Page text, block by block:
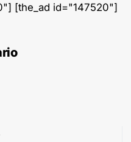
[the_ad id="147520"]